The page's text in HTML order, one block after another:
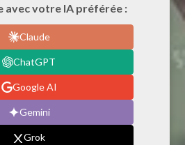
avec votre IA préférée :
Claude
ChatGPT
Google AI
Gemini
Grok